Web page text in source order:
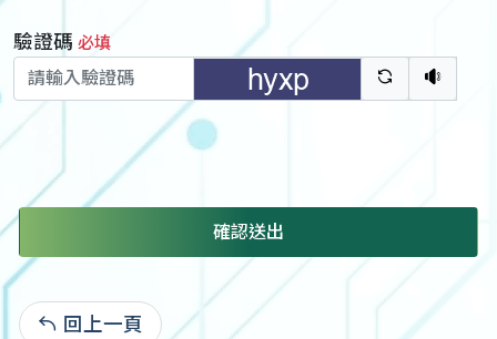
驗證碼 必填
驗證碼重新
聽語
確認送出
回上一頁